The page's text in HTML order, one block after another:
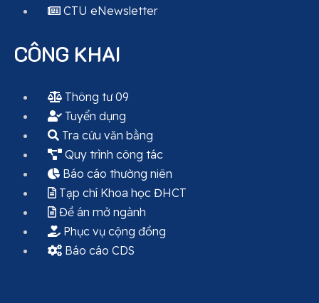
CTU eNewsletter
CÔNG KHAI
Thông tư 09
Tuyển dụng
Tra cứu văn bằng
Quy trình công tác
Báo cáo thường niên
Tạp chí Khoa học ĐHCT
Đề án mở ngành
Phục vụ cộng đồng
Báo cáo CDS